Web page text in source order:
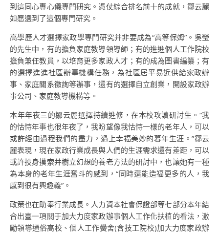
到這同心專心儀專門研究。憑仗綜合排名前十的成就，鄒云麗
如愿選到了這個專門研究。
高學歷人才選擇家政學專門研究并非要成為“高等保姆”。吳瑩
的先生中，有的擔負家庭教導領導師；有的進進個人工作院校
擔負兼任教員，以培育更多家政人才；有的成為圖書編纂；有
的選擇進進社區辦事機構任務，為社區居平易近供給家政辦
事、家庭關系徵詢等辦事，還有的選擇自立創業，開設家政辦
事公司、家庭教導機構等。
本年年夜三的鄒云麗選擇持續進修，在本校攻讀研討生。“我
的怙恃年事也很年夜了，我盼望像我怙恃一樣的老年人，可以
或許經由過程我們的盡力，過上幸福美妙的暮年生涯。”鄒云
麗表現，現在家政行業成長與人們的生涯需求還有差距，可以
或許投身摸索并樹立幻想的養老方法的研討中，也讓她有一種
為本身的老年生涯奮斗的感到，“同時還能造福更多的人，我
感到很有興趣義”。
政策也在助奉行業成長。人力資本社會保證部等七部分本年結
合出臺一項關于加大力度家政辦事個人工作化扶植的看法，激
勵領導通俗高校、個人工作黌舍(含技工院校)加大力度家政辦